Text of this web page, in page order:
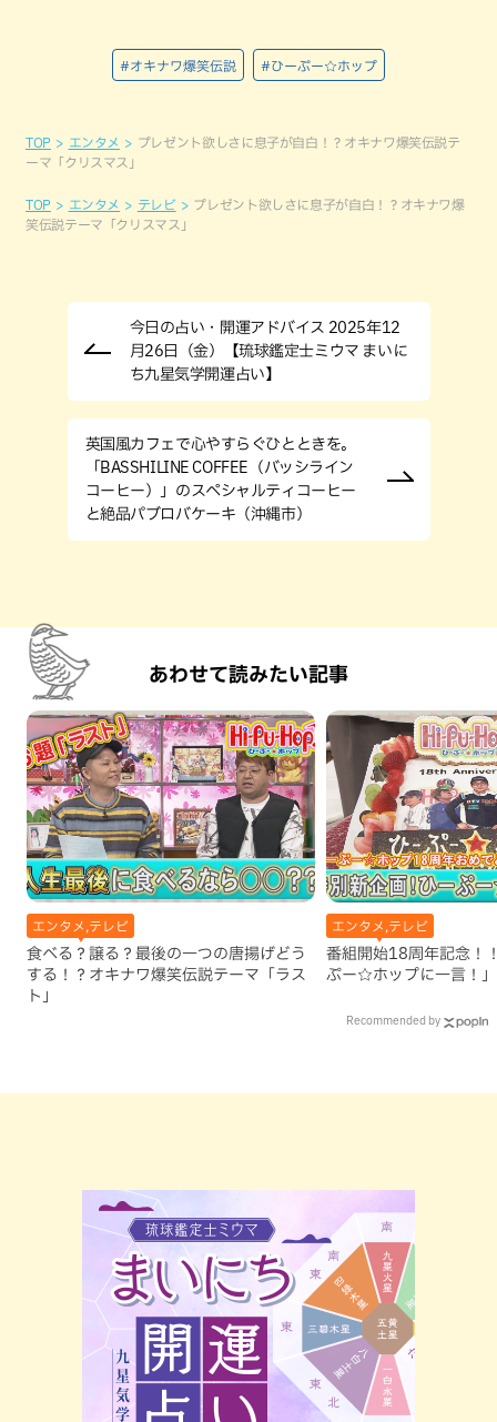
#オキナワ爆笑伝説 #ひーぷー☆ホップ
TOP エンタメ
プレゼント欲しさに息子が自白！？オキナワ爆笑伝説テ
ーマ「クリスマス」
TOP エンタメ テレビ
プレゼント欲しさに息子が自白！？オキナワ爆
笑伝説テーマ「クリスマス」
今日の占い・開運アドバイス 2025年12
月26日（金）【琉球鑑定士ミウマ まいに
ち九星気学開運占い】
英国風カフェで心やすらぐひとときを。
「BASSHILINE COFFEE（バッシライン
コーヒー）」のスペシャルティコーヒー
と絶品パブロバケーキ（沖縄市）
あわせて読みたい記事
エンタメ,テレビ
食べる？譲る？最後の一つの唐揚げどう
する！？オキナワ爆笑伝説テーマ「ラス
ト」
エンタメ,テレビ
番組開始18周年記念！
ぷー☆ホップに一言！」
Recommended by